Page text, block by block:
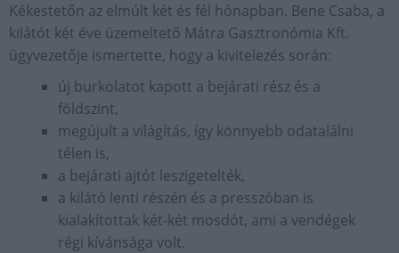
Kékestetőn az elmúlt két és fél hónapban. Bene Csaba, a
kilátót két éve üzemeltető Mátra Gasztronómia Kft.
ügyvezetője ismertette, hogy a kivitelezés során:
új burkolatot kapott a bejárati rész és a
földszint,
megújult a világítás, így könnyebb odatalálni
télen is,
a bejárati ajtót leszigetelték,
a kilátó lenti részén és a presszóban is
kialakítottak két-két mosdót, ami a vendégek
régi kívánsága volt.